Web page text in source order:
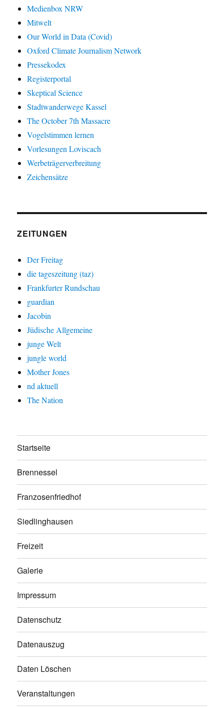
Medienbox NRW
Mitwelt
Our World in Data (Covid)
Oxford Climate Journalism Network
Pressekodex
Registerportal
Skeptical Science
Stadtwanderwege Kassel
The October 7th Massacre
Vogelstimmen lernen
Vorlesungen Loviscach
Werbeträgerverbreitung
Zeichensätze
ZEITUNGEN
Der Freitag
die tageszeitung (taz)
Frankfurter Rundschau
guardian
Jacobin
Jüdische Allgemeine
junge Welt
jungle world
Mother Jones
nd aktuell
The Nation
Startseite
Brennessel
Franzosenfriedhof
Siedlinghausen
Freizeit
Galerie
Impressum
Datenschutz
Datenauszug
Daten Löschen
Veranstaltungen